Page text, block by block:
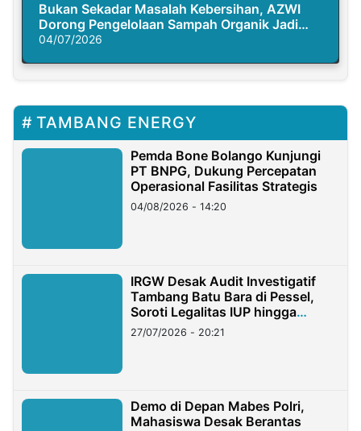
Bukan Sekadar Masalah Kebersihan, AZWI
Dorong Pengelolaan Sampah Organik Jadi
Solusi Krisis Iklim
04/07/2026
TAMBANG ENERGY
Pemda Bone Bolango Kunjungi
PT BNPG, Dukung Percepatan
Operasional Fasilitas Strategis
04/08/2026 - 14:20
IRGW Desak Audit Investigatif
Tambang Batu Bara di Pessel,
Soroti Legalitas IUP hingga
Stockpile
27/07/2026 - 20:21
Demo di Depan Mabes Polri,
Mahasiswa Desak Berantas